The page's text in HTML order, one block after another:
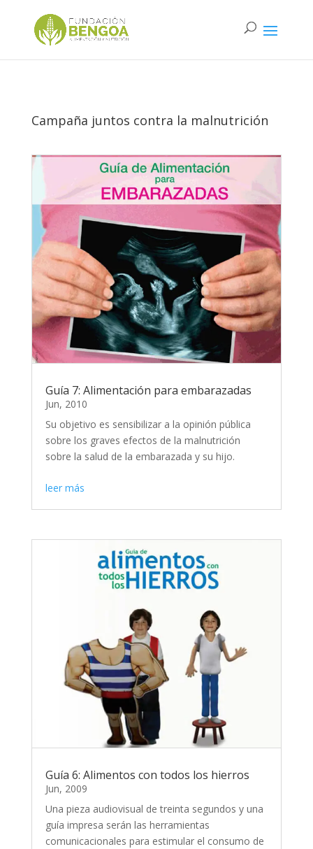
Campaña juntos contra la malnutrición
Guía 7: Alimentación para embarazadas
Jun, 2010
Su objetivo es sensibilizar a la opinión pública
sobre los graves efectos de la malnutrición
sobre la salud de la embarazada y su hijo.
leer más
Guía 6: Alimentos con todos los hierros
Jun, 2009
Una pieza audiovisual de treinta segundos y una
guía impresa serán las herramientas
comunicacionales para estimular el consumo de